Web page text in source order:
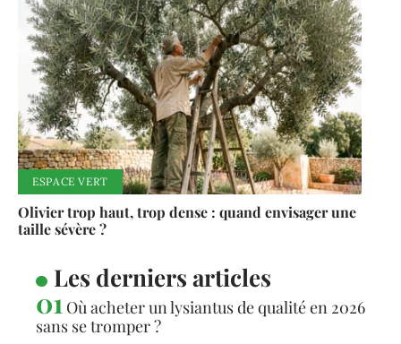
ESPACE VERT
Olivier trop haut, trop dense : quand envisager une
taille sévère ?
Les derniers articles
Où acheter un lysiantus de qualité en 2026
sans se tromper ?